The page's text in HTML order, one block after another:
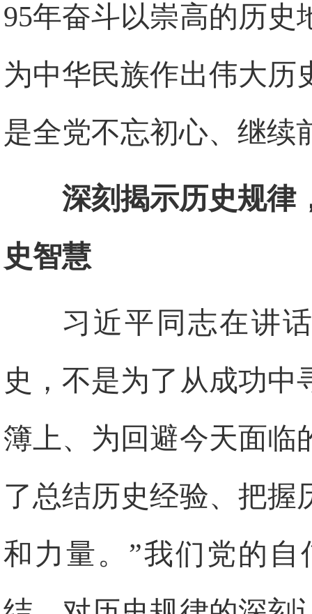
95年奋斗以崇高的历史
为中华民族作出伟大历
是全党不忘初心、继续
深刻揭示历史规律
史智慧
习近平同志在讲
史，不是为了从成功中
簿上、为回避今天面临
了总结历史经验、把握
和力量。”我们党的